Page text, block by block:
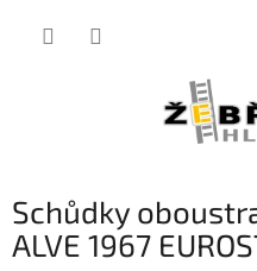
Schůdky
ALVE 1967